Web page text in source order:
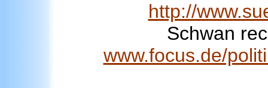
http://
Schwan
www.focus.de/